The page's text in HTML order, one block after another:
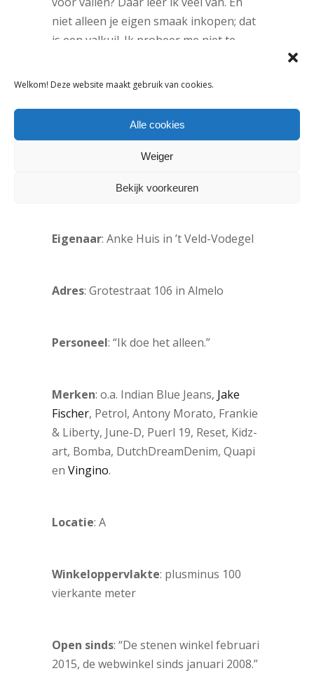
Welkom! Deze website maakt gebruik van cookies.
Alle cookies
Weiger
Bekijk voorkeuren
niet alleen je eigen smaak inkopen; dat
is een valkuil. Ik probeer me niet te
onderscheidend te zijn. Ten slotte duurt
Facts & Figures
Eigenaar: Anke Huis in ’t Veld-Vodegel
Adres: Grotestraat 106 in Almelo
Personeel: “Ik doe het alleen.”
Merken: o.a. Indian Blue Jeans, Jake
Fischer, Petrol, Antony Morato, Frankie
& Liberty, June-D, Puerl 19, Reset, Kidz-
art, Bomba, DutchDreamDenim, Quapi
en Vingino.
Locatie: A
Winkeloppervlakte: plusminus 100
vierkante meter
Open sinds: “De stenen winkel februari
2015, de webwinkel sinds januari 2008.”